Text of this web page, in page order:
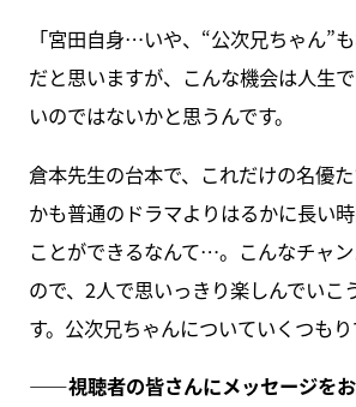
「宮田自身…いや、“公次兄ちゃん”
だと思いますが、こんな機会は人生
いのではないかと思うんです。
倉本先生の台本で、これだけの名優
かも普通のドラマよりはるかに長い
ことができるなんて…。こんなチャ
ので、2人で思いっきり楽しんでいこ
す。公次兄ちゃんについていくつもり
――視聴者の皆さんにメッセージをお